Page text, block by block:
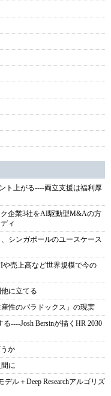
ト上がる----両立支援は福利厚
企業3社をAI駆動型M&Aの方
ィ
シンガポールのユースケース
や売上高など世界規模で今の
に立てる
性のパラドックス」の現実
----Josh Bersinが描くHR 2030
か
に
ル＋Deep Researchアルゴリズ